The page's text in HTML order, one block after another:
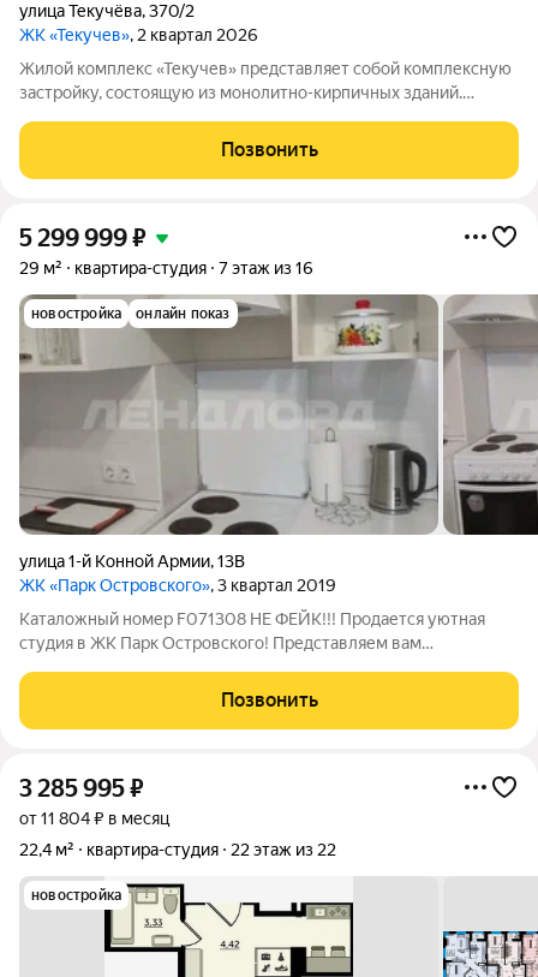
улица Текучёва,370/2
ЖК «Текучев», 2 квартал 2026
Жилой комплекс «Текучев» представляет собой комплексную
застройку, состоящую из монолитно-кирпичных зданий.
планировками. Благоустройство прилегающей территории
включает в себя организацию детской и
Позвонить
5 299 999₽
29 м² квартира-студия 7 этаж из 16
новостройка онлайн показ
улица 1-й Конной Армии,13В
ЖК «Парк Островского», 3 квартал 2019
Каталожный номер F071308 НЕ ФЕЙК!!! Продается уютная
студия в ЖК Парк Островского! Представляем вам
в одном из самых привлекательных районов города!
Ключевые преимущества: Удобное
Позвонить
3 285 995₽
от 11 804 ₽ в месяц
22,4 м²
квартира-студия 22 этаж из 22
новостройка